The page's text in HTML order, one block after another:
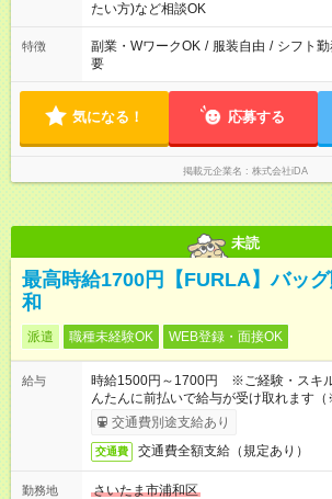
たい方)など相談OK
特徴 副業・WワークOK / 服装自由 / シフト勤
要
気になる！ 応募する
掲載元企業名 株式会社iDA
未読
最高時給1700円【FURLA】バッ
和
派遣 職種未経験OK WEB登録・面接OK
給与
時給1500円～1700円 ※ご経験・スキ
んたんに前払いで給与が受け取れます（
交通費別途支給あり
交通費 交通費全額支給（規定あり）
勤務地
さいたま市浦和区